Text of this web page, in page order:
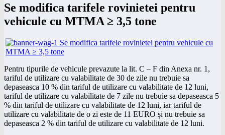
Se modifica tarifele rovinietei pentru
vehicule cu MTMA ≥ 3,5 tone
Pentru tipurile de vehicule prevazute la lit. C – F din Anexa nr. 1,
tariful de utilizare cu valabilitate de 30 de zile nu trebuie sa
depaseasca 10 % din tariful de utilizare cu valabilitate de 12 luni,
tariful de utilizare cu valabilitate de 7 zile nu trebuie sa depaseasca 5
% din tariful de utilizare cu valabilitate de 12 luni, iar tariful de
utilizare cu valabilitate de o zi este de 11 EURO și nu trebuie sa
depaseasca 2 % din tariful de utilizare cu valabilitate de 12 luni.